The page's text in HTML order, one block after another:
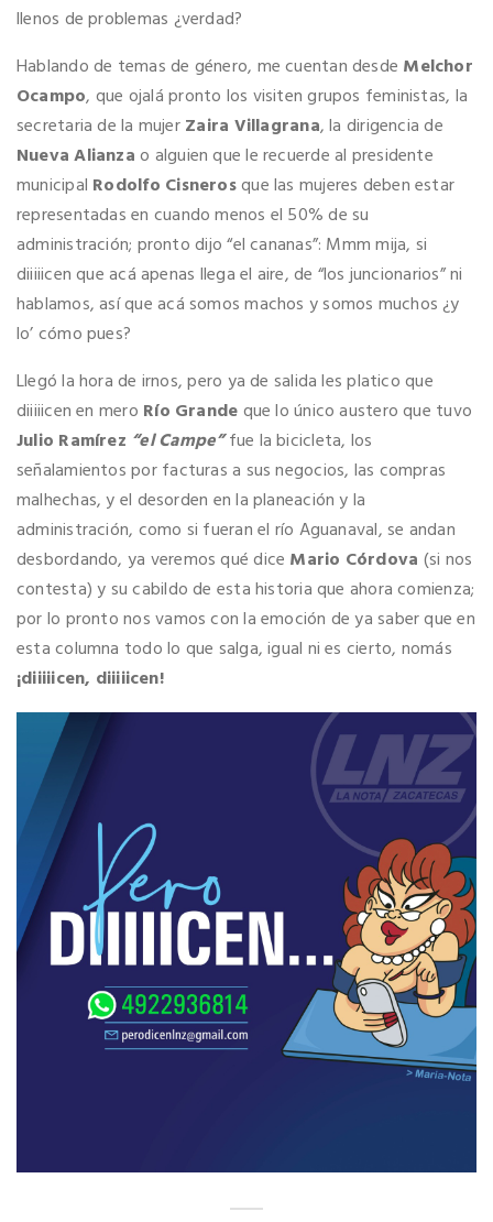
llenos de problemas ¿verdad?
Hablando de temas de género, me cuentan desde Melchor
Ocampo, que ojalá pronto los visiten grupos feministas, la
secretaria de la mujerZaira Villagrana, la dirigencia de
Nueva Alianzao alguien que le recuerde al presidente
municipal Rodolfo Cisnerosque las mujeres deben estar
representadas en cuando menos el 50% de su
administración; pronto dijo “el cananas”: Mmm mija, si
diiiiicen que acá apenas llega el aire, de “los juncionarios” ni
hablamos, así que acá somos machos y somos muchos ¿y
lo’ cómo pues?
Llegó la hora de irnos, pero ya de salida les platico que
diiiiicen en mero Río Grandeque lo único austero que tuvo
Julio Ramírez “el Campe”fue la bicicleta, los
señalamientos por facturas a sus negocios, las compras
malhechas, y el desorden en la planeación y la
administración, como si fueran el río Aguanaval, se andan
desbordando, ya veremos qué dice Mario Córdova (si nos
contesta) y su cabildo de esta historia que ahora comienza;
por lo pronto nos vamos con la emoción de ya saber que en
esta columna todo lo que salga, igual ni es cierto, nomás
¡diiiiicen, diiiiicen!